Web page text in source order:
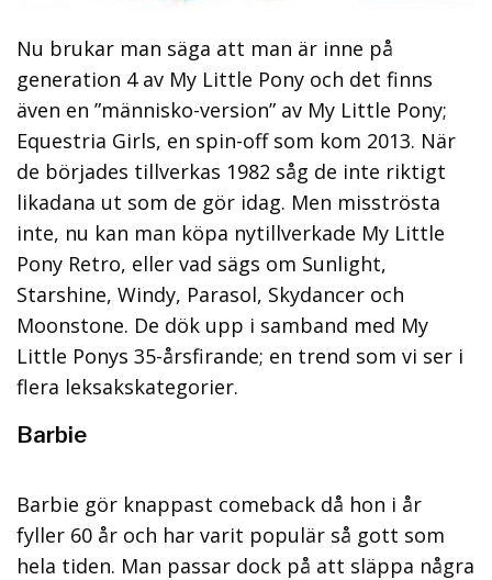
Nu brukar man säga att man är inne på
generation 4 av My Little Pony och det finns
även en ”människo-version” av My Little Pony;
Equestria Girls, en spin-off som kom 2013. När
de börjades tillverkas 1982 såg de inte riktigt
likadana ut som de gör idag. Men misströsta
inte, nu kan man köpa nytillverkade My Little
Pony Retro, eller vad sägs om Sunlight,
Starshine, Windy, Parasol, Skydancer och
Moonstone. De dök upp i samband med My
Little Ponys 35-årsfirande; en trend som vi ser i
flera leksakskategorier.
Barbie
Barbie gör knappast comeback då hon i år
fyller 60 år och har varit populär så gott som
hela tiden. Man passar dock på att släppa några